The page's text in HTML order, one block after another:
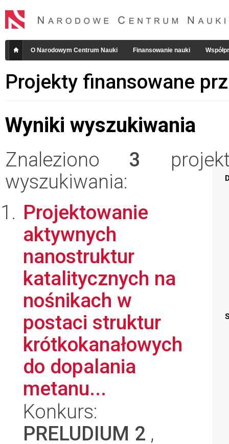
O Narodowym Centrum Nauki Finansowanie nauki
Projekty finansowane
Wyniki wyszukiwania
Znaleziono 3
wyszukiwania:
Projektowanie
aktywnych
nanostruktur
katalitycznych na
nośnikach w
postaci struktur
krótkokanałowych
do dopalania
metanu...
Konkurs:
PRELUDIUM 2 ,